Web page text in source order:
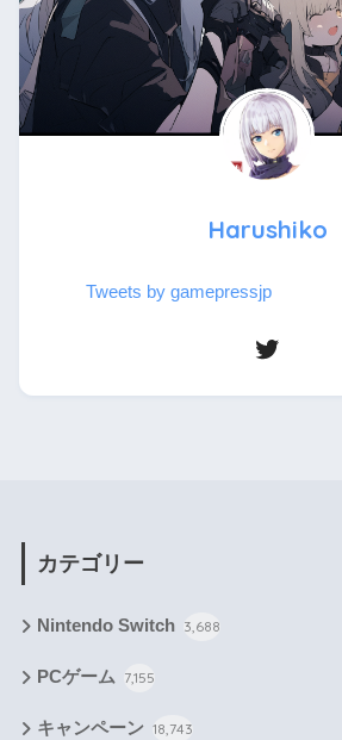
Harushiko
Tweets by gamepressjp
カテゴリー
Nintendo Switch 3,688
PCゲーム 7,155
キャンペーン 18,743